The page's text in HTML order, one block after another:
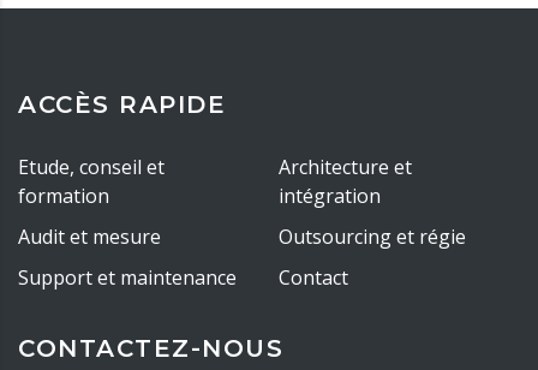
ACCÈS RAPIDE
Etude, conseil et
formation
Architecture et
intégration
Audit et mesure
Outsourcing et régie
Support et maintenance
Contact
CONTACTEZ-NOUS